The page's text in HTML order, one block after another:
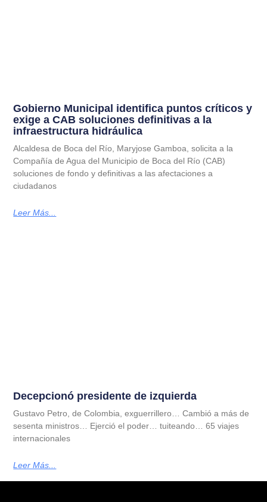
Gobierno Municipal identifica puntos críticos y
exige a CAB soluciones definitivas a la
infraestructura hidráulica
Alcaldesa de Boca del Río, Maryjose Gamboa, solicita a la
Compañía de Agua del Municipio de Boca del Río (CAB)
soluciones de fondo y definitivas a las afectaciones a
ciudadanos
Leer Más...
Decepcionó presidente de izquierda
Gustavo Petro, de Colombia, exguerrillero… Cambió a más de
sesenta ministros… Ejerció el poder… tuiteando… 65 viajes
internacionales
Leer Más...